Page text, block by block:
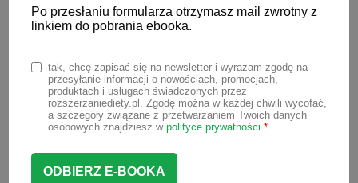
Według aktualnych zaleceń mięso warto
samego początku rozszerzanie diety,
czyli po ukończeniu 6 miesiąca życia.
Dlaczego? Mięso to świetne źródło
żelaza, które jest kluczowym
składnikiem diety niemowlaka. Jakie
mięso dla niemowlaka będzie
Po przesłaniu formularza otrzymasz mail zwrotny z
linkiem do pobrania ebooka.
tak, chcę zapisać się na newsletter i wyrażam zgodę na
przesyłanie informacji o nowościach, promocjach,
produktach i usługach świadczonych przez
rozszerzaniediety.pl. Zgodę można w każdej chwili wycofać,
a szczegóły związane z przetwarzaniem Twoich danych
osobowych znajdziesz w polityce prywatności *